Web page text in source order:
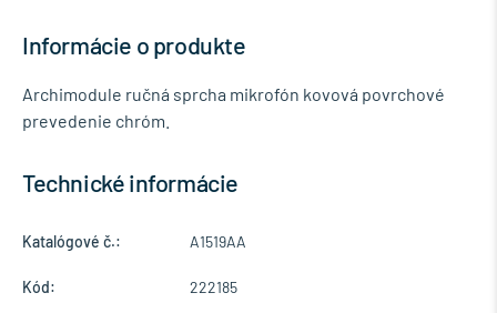
Informácie o produkte
Archimodule ručná sprcha mikrofón kovová povrchové
prevedenie chróm.
Technické informácie
Katalógové č.: A1519AA
Kód: 222185